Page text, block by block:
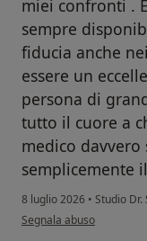
miei confronti .
sempre
fiducia anche
essere un
persona di
tutto il cuore a
medico davvero
semplicemente
8 luglio 2026 • Studio
secondo l'opinione
Segnala abuso